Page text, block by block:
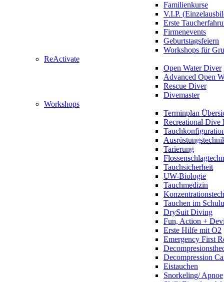
Familienkurse
V.I.P.
Erste
Firmenevents
Geburtstagsfeiern
Workshops für
ReActivate
Open Water Diver
Advanced Open
Rescue Diver
Divemaster
Workshops
Terminplan
Recreational Dive
Tarierung
Tauchsicherheit
UW-Biologie
Tauchmedizin
Tauchen im
DrySuit Diving
Fun, Action +
Erste Hilfe mit O2
Emergency First
Decompression
Eistauchen
Snorkeling/ Apnoe